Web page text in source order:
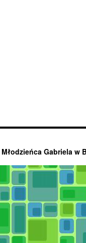
Gabriela w